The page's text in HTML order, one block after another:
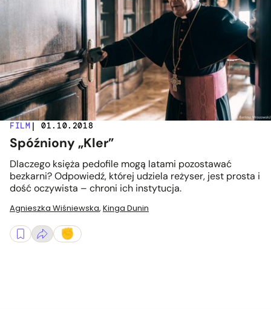
FILM | 01.10.2018
Spóźniony „Kler”
Dlaczego księża pedofile mogą latami pozostawać
bezkarni? Odpowiedź, której udziela reżyser, jest prosta i
dość oczywista – chroni ich instytucja.
Agnieszka Wiśniewska, Kinga Dunin